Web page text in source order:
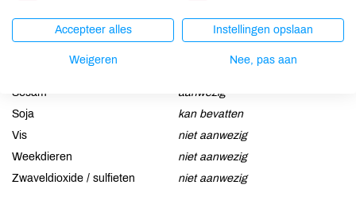
kan bevatten
Schaaldieren
niet aanwezig
Sesam
aanwezig
Soja
kan bevatten
Vis
niet aanwezig
Weekdieren
niet aanwezig
Zwaveldioxide / sulfieten
niet aanwezig
Accepteer alles Instellingen opslaan
Weigeren Nee, pas aan